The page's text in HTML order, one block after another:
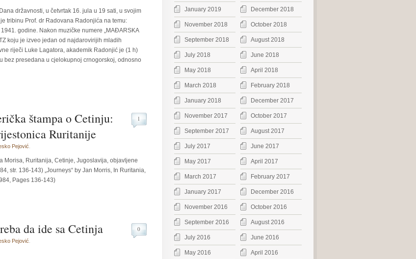
državnosti, u četvrtak 16. jula u 19 sati, u svojim
tribinu Prof. dr Radovana Radonjića na temu:
godine. Nakon muzičke numere „MAĐARSKA
koju je izveo jedan od najdarovirijih mladih
riječi Luke Lagatora, akademik Radonjić je (1 h)
bez presedana u cjelokupnoj crnogorskoj, odnosno
štampa o Cetinju:
Ruritanije
Pejović
1
Morisa, Ruritanija, Cetinje, Jugoslavija, objavljene
str. 136-143) „Journeys“ by Jan Morris, In Ruritania,
Pages 136-143)
da ide sa Cetinja
Pejović
0
January 2019 December 2018
November 2018 October 2018
September 2018 August 2018
July 2018 June 2018
May 2018 April 2018
March 2018 February 2018
January 2018 December 2017
November 2017 October 2017
September 2017 August 2017
July 2017 June 2017
May 2017 April 2017
March 2017 February 2017
January 2017 December 2016
November 2016 October 2016
September 2016 August 2016
July 2016 June 2016
May 2016 April 2016